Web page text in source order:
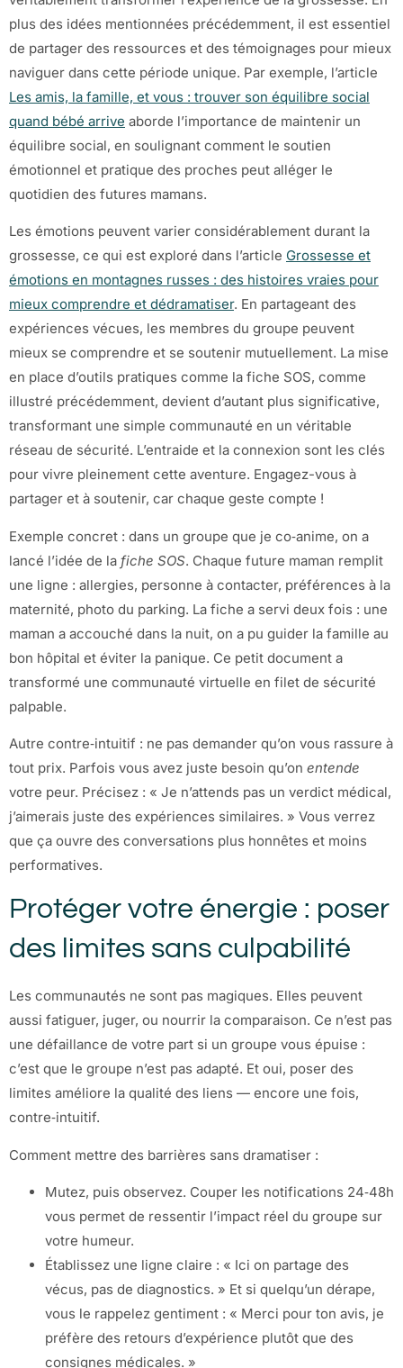
plus des idées mentionnées précédemment, il est essentiel
de partager des ressources et des témoignages pour mieux
naviguer dans cette période unique. Par exemple, l’article
Les amis, la famille, et vous : trouver son équilibre social
quand bébé arrive aborde l’importance de maintenir un
équilibre social, en soulignant comment le soutien
émotionnel et pratique des proches peut alléger le
quotidien des futures mamans.
Les émotions peuvent varier considérablement durant la
grossesse, ce qui est exploré dans l’article Grossesse et
émotions en montagnes russes : des histoires vraies pour
mieux comprendre et dédramatiser. En partageant des
expériences vécues, les membres du groupe peuvent
mieux se comprendre et se soutenir mutuellement. La mise
en place d’outils pratiques comme la fiche SOS, comme
illustré précédemment, devient d’autant plus significative,
transformant une simple communauté en un véritable
réseau de sécurité. L’entraide et la connexion sont les clés
pour vivre pleinement cette aventure. Engagez-vous à
partager et à soutenir, car chaque geste compte !
Exemple concret : dans un groupe que je co‑anime, on a
lancé l’idée de la fiche SOS. Chaque future maman remplit
une ligne : allergies, personne à contacter, préférences à la
maternité, photo du parking. La fiche a servi deux fois : une
maman a accouché dans la nuit, on a pu guider la famille au
bon hôpital et éviter la panique. Ce petit document a
transformé une communauté virtuelle en filet de sécurité
palpable.
Autre contre‑intuitif : ne pas demander qu’on vous rassure à
tout prix. Parfois vous avez juste besoin qu’on entende
votre peur. Précisez : « Je n’attends pas un verdict médical,
j’aimerais juste des expériences similaires. » Vous verrez
que ça ouvre des conversations plus honnêtes et moins
performatives.
Protéger votre énergie : poser
des limites sans culpabilité
Les communautés ne sont pas magiques. Elles peuvent
aussi fatiguer, juger, ou nourrir la comparaison. Ce n’est pas
une défaillance de votre part si un groupe vous épuise :
c’est que le groupe n’est pas adapté. Et oui, poser des
limites améliore la qualité des liens — encore une fois,
contre‑intuitif.
Comment mettre des barrières sans dramatiser :
Mutez, puis observez. Couper les notifications 24‑48h
vous permet de ressentir l’impact réel du groupe sur
votre humeur.
Établissez une ligne claire : « Ici on partage des
vécus, pas de diagnostics. » Et si quelqu’un dérape,
vous le rappelez gentiment : « Merci pour ton avis, je
préfère des retours d’expérience plutôt que des
consignes médicales. »